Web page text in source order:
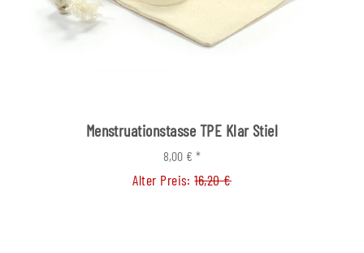
Menstruationstasse TPE Klar Stiel
8,00 € *
Alter Preis:16,20 €